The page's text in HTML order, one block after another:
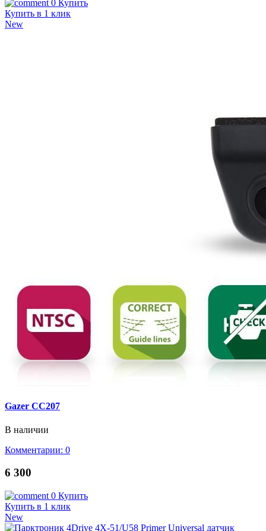
0 Купить
Купить в 1 клик
New
Gazer CC207
В наличии
Комментарии: 0
6 300
0 Купить
Купить в 1 клик
New